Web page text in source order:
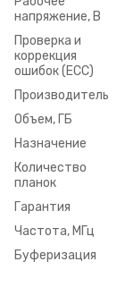
напряжение, В
Проверка и
коррекция
ошибок (ECC)
Производитель
Объем, ГБ
Назначение
Количество
планок
Гарантия
Частота, МГц
Буферизация